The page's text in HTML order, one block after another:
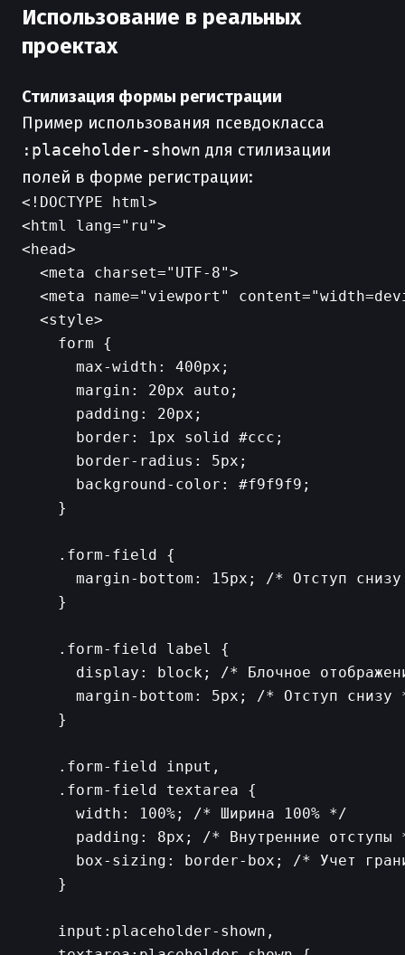
Использование в реальных
проектах
Стилизация формы регистрации
Пример использования псевдокласса
:placeholder-shown для стилизации
полей в форме регистрации:
<!DOCTYPE html>
<html lang="ru">
<head>
  <meta charset="UTF-8">
<meta name="viewport"
  <style>
    form {
      max-width: 400px;
      margin: 20px auto;
      padding: 20px;
      border: 1px solid #ccc;
      border-radius: 5px;
      background-color: #f9f9f9;
    }
    .form-field {
margin-bottom: 15px; /* Отступ
    }
    .form-field label {
display: block; /* Блочное
margin-bottom: 5px; /* Отступ снизу
    }
    .form-field input,
    .form-field textarea {
      width: 100%; /* Ширина 100% */
padding: 8px; /* Внутренние отступы
box-sizing: border-box; /* Учет
    }
    input:placeholder-shown,